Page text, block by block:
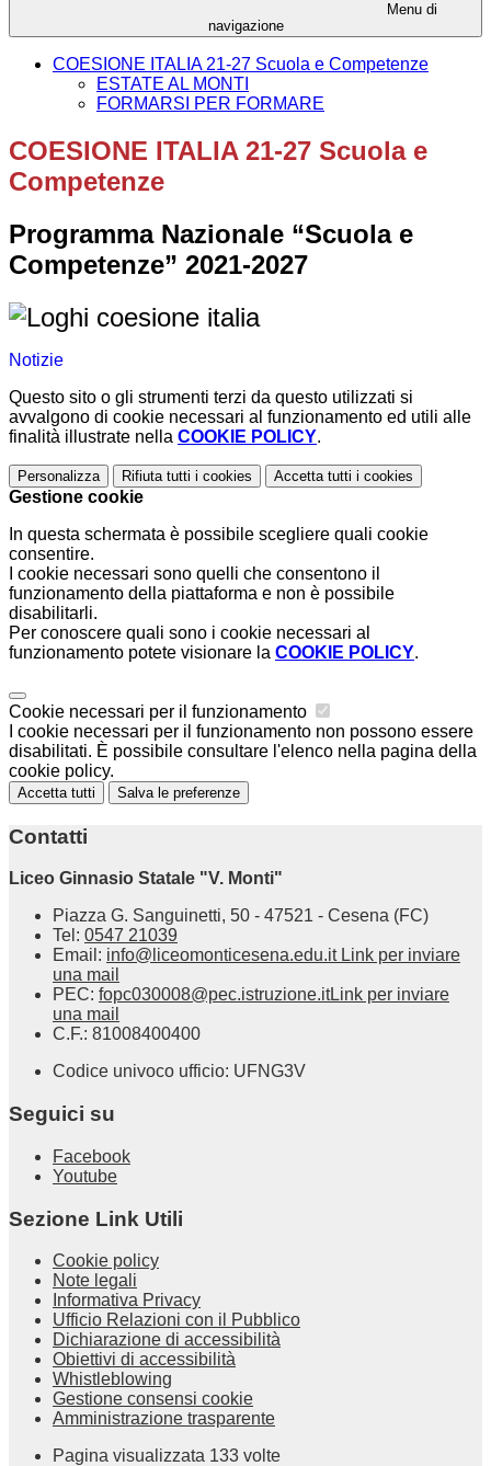
Menu di
navigazione
COESIONE ITALIA 21-27 Scuola e Competenze
ESTATE AL MONTI
FORMARSI PER FORMARE
COESIONE ITALIA 21-27 Scuola e
Competenze
Programma Nazionale “Scuola e
Competenze” 2021-2027
Notizie
Questo sito o gli strumenti terzi da questo utilizzati si
avvalgono di cookie necessari al funzionamento ed utili alle
finalità illustrate nella COOKIE POLICY.
Personalizza Rifiuta tutti i cookies Accetta tutti i cookies
Gestione cookie
In questa schermata è possibile scegliere quali cookie
consentire.
I cookie necessari sono quelli che consentono il
funzionamento della piattaforma e non è possibile
disabilitarli.
Per conoscere quali sono i cookie necessari al
funzionamento potete visionare la COOKIE POLICY.
Cookie necessari per il funzionamento
I cookie necessari per il funzionamento non possono essere
disabilitati. È possibile consultare l'elenco nella pagina della
cookie policy.
Accetta tutti Salva le preferenze
Contatti
Liceo Ginnasio Statale "V. Monti"
Piazza G. Sanguinetti, 50 - 47521 - Cesena (FC)
Tel: 0547 21039
Email: info@liceomonticesena.edu.it Link per inviare
una mail
PEC: fopc030008@pec.istruzione.itLink per inviare
una mail
C.F.: 81008400400
Codice univoco ufficio: UFNG3V
Seguici su
Facebook
Youtube
Sezione Link Utili
Cookie policy
Note legali
Informativa Privacy
Ufficio Relazioni con il Pubblico
Dichiarazione di accessibilità
Obiettivi di accessibilità
Whistleblowing
Gestione consensi cookie
Amministrazione trasparente
Pagina visualizzata 133 volte